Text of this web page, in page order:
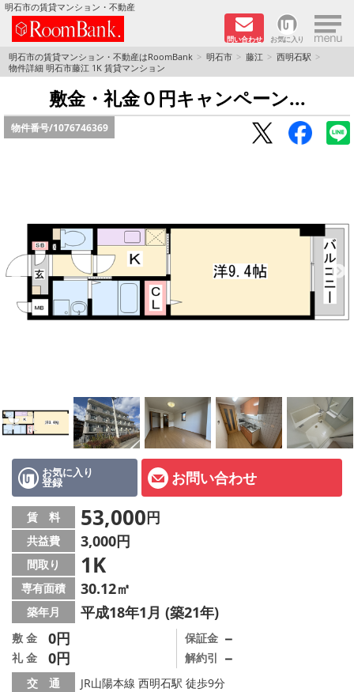
明石市の賃貸マンション・不動産
問い合わせ お気に入り ×
TOPページ
分譲マンションシリーズ
リノベーション物件
路線·駅から探す
地域から探す
地図から探す
スタッフ紹介ページ
LINE公式アカウント
店舗情報·アクセス
会社概要
メールでお問い合わせ
明石市の賃貸マンション・不動産はRoomBank 明石市 藤江
西明石駅
物件詳細 明石市藤江 1K 賃貸マンション
敷金・礼金０円キャンペーン...
物件番号/1076746369
お気に入り
登録 お問い合わせ
賃 料 53,000円
共益費 3,000円
間取り 1K
専有面積 30.12㎡
築年月 平成18年1月 (築21年)
敷 金 0円
礼 金 0円
保証金 －
解約引 －
交 通
JR山陽本線 西明石駅 徒歩9分